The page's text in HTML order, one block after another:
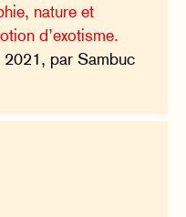
nature et
d’exotisme.
2021, par Sambuc